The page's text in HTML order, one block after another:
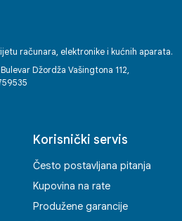
računara, elektronike i kućnih aparata.
Džordža Vašingtona 112,
Korisnički servis
Često postavljana pitanja
Kupovina na rate
Produžene garancije